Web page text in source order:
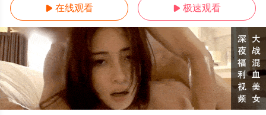
 在线观看  极速观看